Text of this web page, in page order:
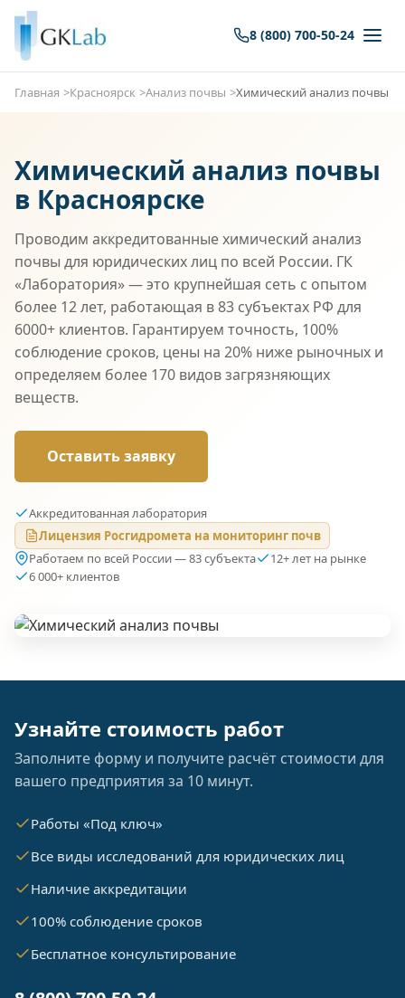
8 (800) 700-50-24
Главная Красноярск Анализ почвы Химический анализ почвы
Химический анализ почвы
в Красноярске
Проводим аккредитованные химический анализ
почвы для юридических лиц по всей России. ГК
«Лаборатория» — это крупнейшая сеть с опытом
более 12 лет, работающая в 83 субъектах РФ для
6000+ клиентов. Гарантируем точность, 100%
соблюдение сроков, цены на 20% ниже рыночных и
определяем более 170 видов загрязняющих
веществ.
Оставить заявку
Аккредитованная лаборатория
Лицензия Росгидромета на мониторинг почв
Работаем по всей России — 83 субъекта
12+ лет на рынке
6 000+ клиентов
Узнайте стоимость работ
Заполните форму и получите расчёт стоимости для
вашего предприятия за 10 минут.
Работы «Под ключ»
Все виды исследований для юридических лиц
Наличие аккредитации
100% соблюдение сроков
Бесплатное консультирование